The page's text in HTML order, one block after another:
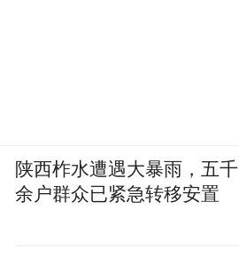
陕西柞水遭遇大暴雨，五千
余户群众已紧急转移安置